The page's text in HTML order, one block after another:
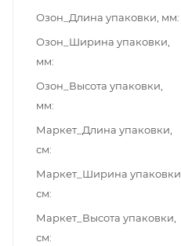
Озон_Длина упаковки, мм
Озон_Ширина упаковки,
мм
Озон_Высота упаковки,
мм
Маркет_Длина упаковки,
см
Маркет_Ширина упаковки,
см
Маркет_Высота упаковки,
см